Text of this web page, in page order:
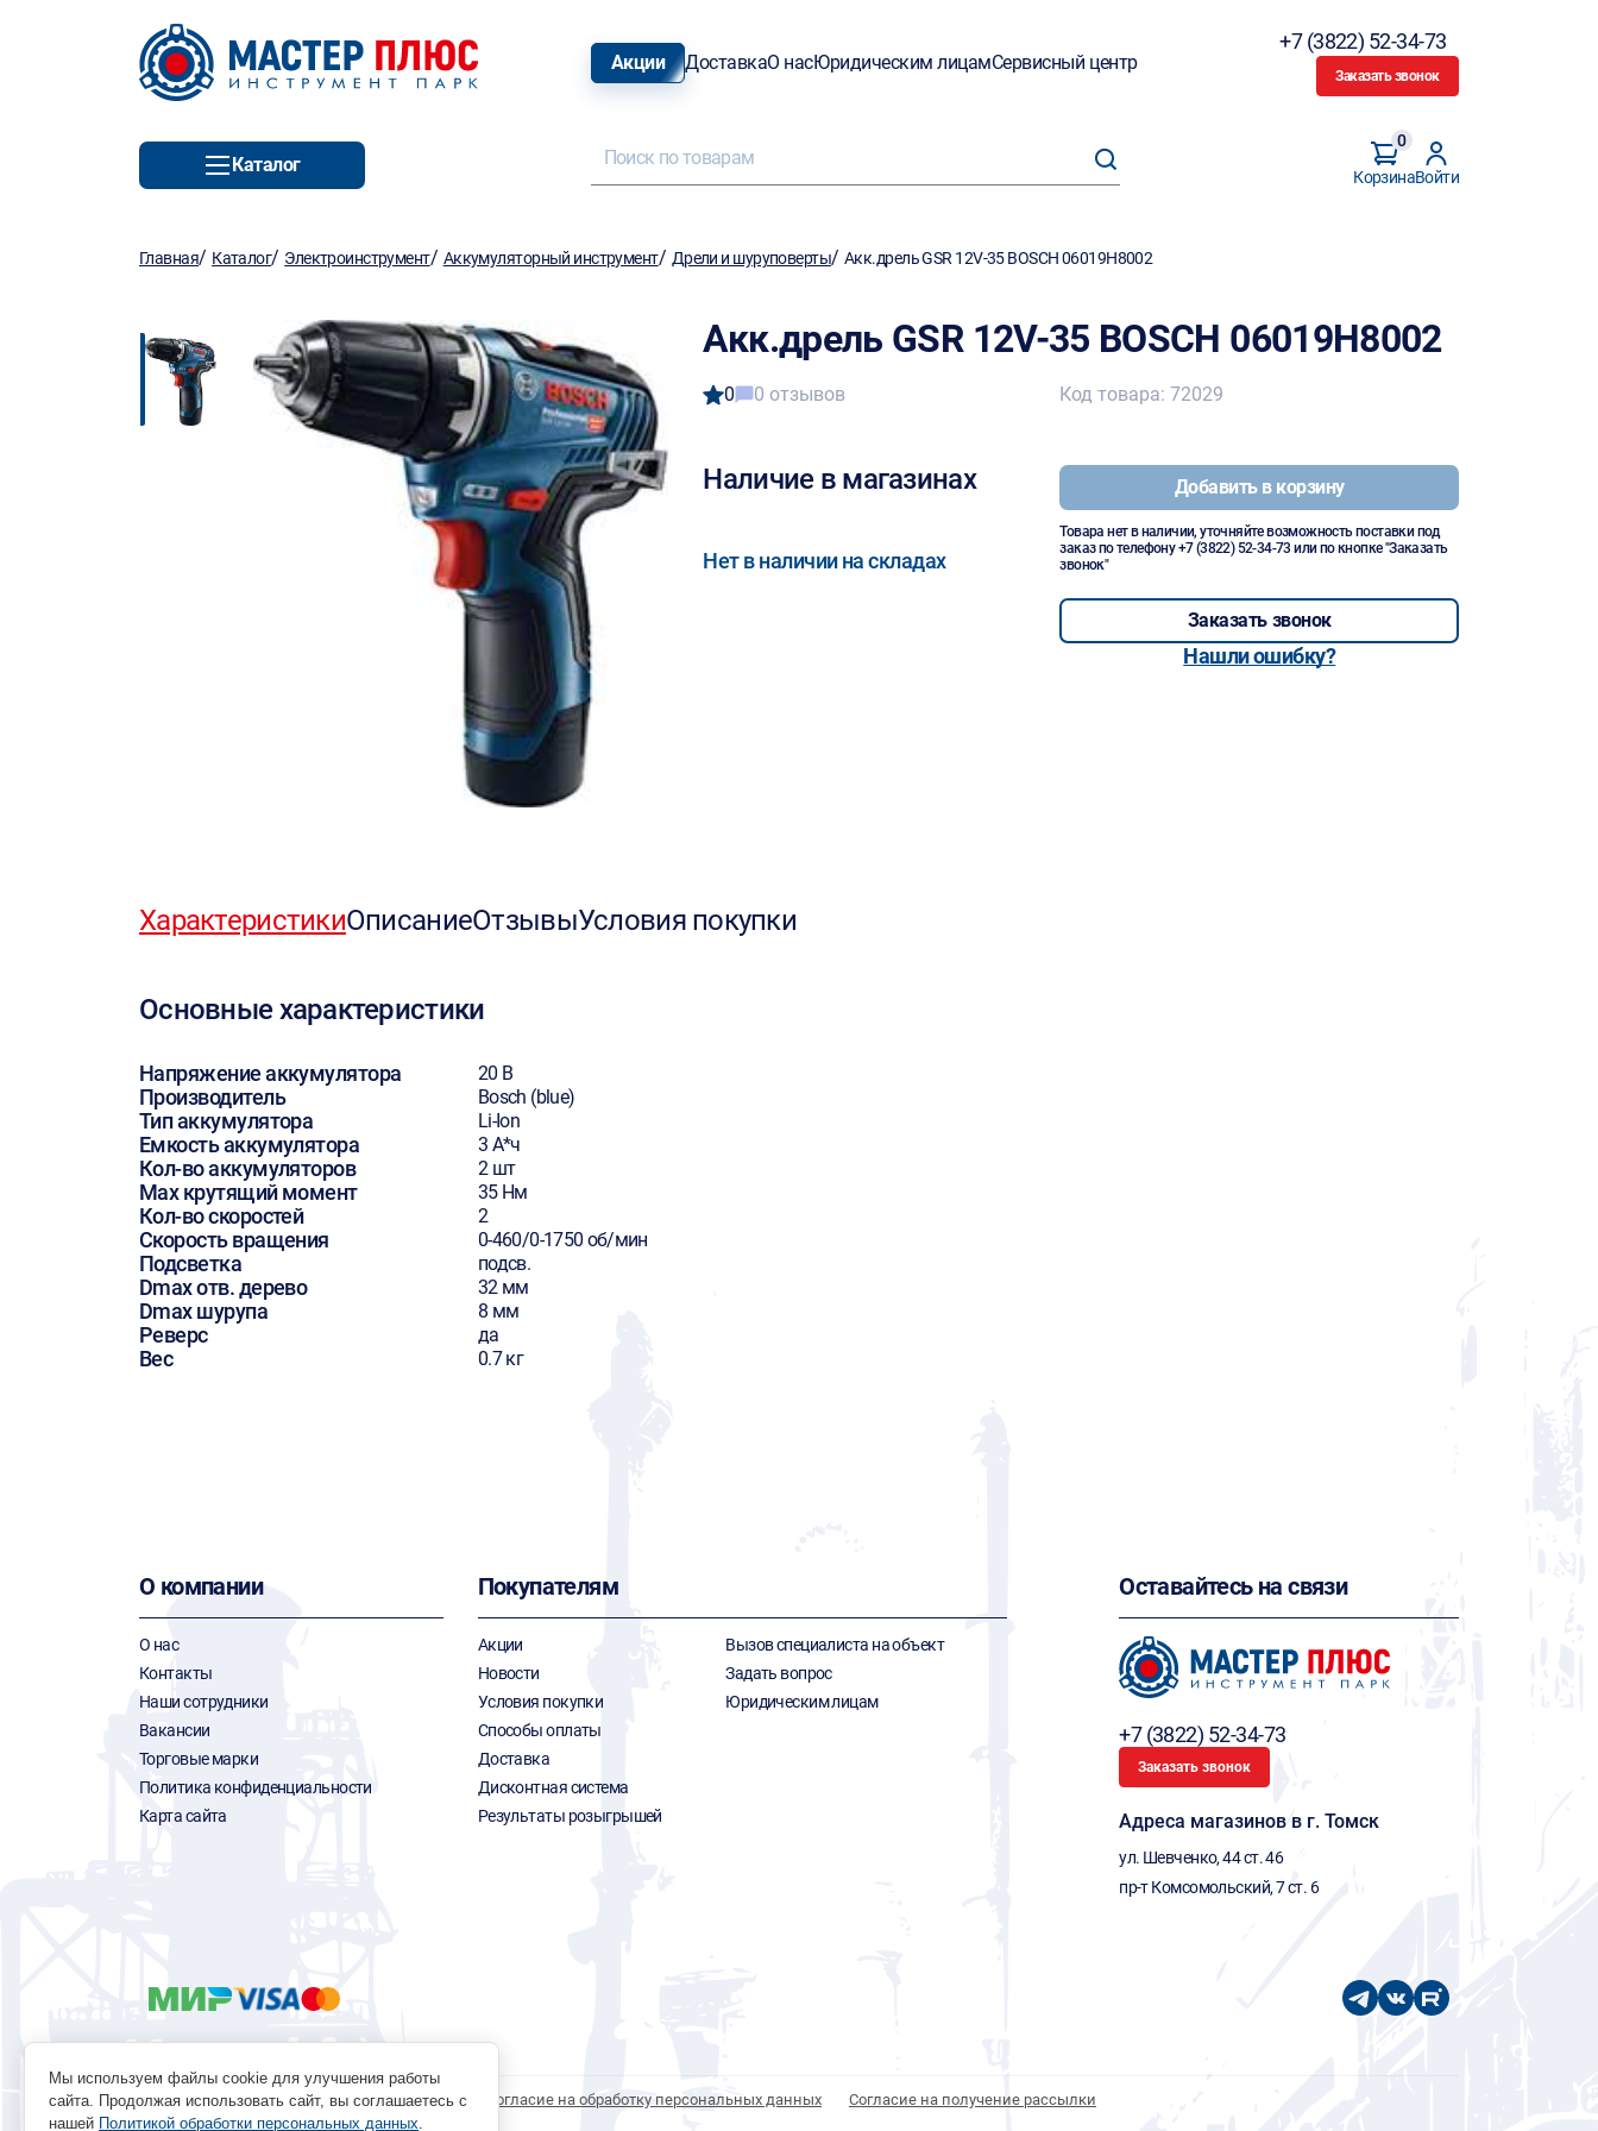
Акции ДоставкаО насЮридическим лицамСервисный центр
+7 (3822) 52-34-73
Заказать звонок
Каталог
Корзина
0
Войти
Главная/ Каталог/ Электроинструмент/ Аккумуляторный инструмент/ Дрели и шуруповерты/Акк.дрель GSR 12V-35 BOSCH 06019H8002
Акк.дрель GSR 12V-35 BOSCH 06019H8002
0 0 отзывов
Наличие в магазинах
Нет в наличии на складах
Код товара: 72029
Добавить в корзину
Товара нет в наличии, уточняйте возможность поставки под
заказ по телефону+7 (3822) 52-34-73 или по кнопке "Заказать
звонок"
Заказать звонок
Нашли ошибку?
ХарактеристикиОписаниеОтзывыУсловия покупки
Основные характеристики
Напряжение аккумулятора 20 В
Производитель Bosch (blue)
Тип аккумулятора Li-Ion
Емкость аккумулятора 3 А*ч
Кол-во аккумуляторов 2 шт
Max крутящий момент 35 Нм
Кол-во скоростей 2
Скорость вращения 0-460/0-1750 об/мин
Подсветка подсв.
Dmax отв. дерево 32 мм
Dmax шурупа 8 мм
Реверс да
Вес 0.7 кг
О компании
О нас
Контакты
Наши сотрудники
Вакансии
Торговые марки
Политика конфиденциальности
Карта сайта
Покупателям
Акции
Новости
Условия покупки
Способы оплаты
Доставка
Дисконтная система
Результаты розыгрышей
Вызов специалиста на объект
Задать вопрос
Юридическим лицам
Оставайтесь на связи
+7 (3822) 52-34-73
Заказать звонок
Адреса магазинов в г. Томск
ул. Шевченко, 44 ст. 46
пр-т Комсомольский, 7 ст. 6
Политика обработки персональных данных Согласие на обработку персональных данных Согласие на получение рассылки
Мы используем файлы cookie для улучшения работы
сайта. Продолжая использовать сайт, вы соглашаетесь с
нашей Политикой обработки персональных данных.